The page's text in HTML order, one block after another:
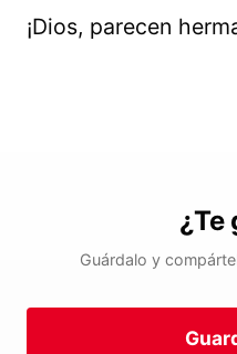
¡Dios, parecen
¿Te
Guárdalo y